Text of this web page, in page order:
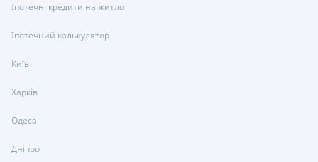
Іпотечні кредити на житло
Іпотечний калькулятор
Київ
Харків
Одеса
Дніпро